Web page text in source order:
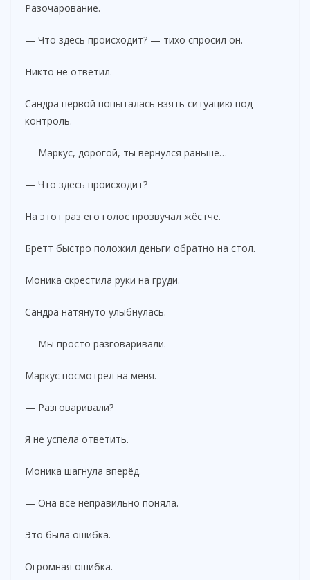
Разочарование.
— Что здесь происходит? — тихо спросил он.
Никто не ответил.
Сандра первой попыталась взять ситуацию под
контроль.
— Маркус, дорогой, ты вернулся раньше…
— Что здесь происходит?
На этот раз его голос прозвучал жёстче.
Бретт быстро положил деньги обратно на стол.
Моника скрестила руки на груди.
Сандра натянуто улыбнулась.
— Мы просто разговаривали.
Маркус посмотрел на меня.
— Разговаривали?
Я не успела ответить.
Моника шагнула вперёд.
— Она всё неправильно поняла.
Это была ошибка.
Огромная ошибка.